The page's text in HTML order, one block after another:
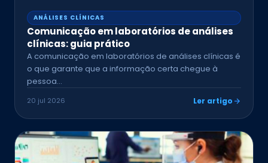
ANÁLISES CLÍNICAS
Comunicação em laboratórios de análises
clínicas: guia prático
A comunicação em laboratórios de análises clínicas é
o que garante que a informação certa chegue à
pessoa…
20 jul 2026 Ler artigo